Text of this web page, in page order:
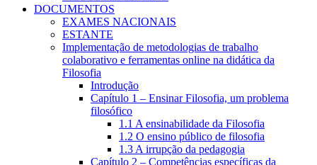
DOCUMENTOS
EXAMES NACIONAIS
ESTANTE
Implementação de metodologias de trabalho
colaborativo e ferramentas online na didática da
Filosofia
Introdução
Capítulo 1 – Ensinar Filosofia, um problema
filosófico
1.1 A ensinabilidade da Filosofia
1.2 O ensino público de filosofia
1.3 A irrupção da pedagogia
Capítulo 2 – Competências específicas da